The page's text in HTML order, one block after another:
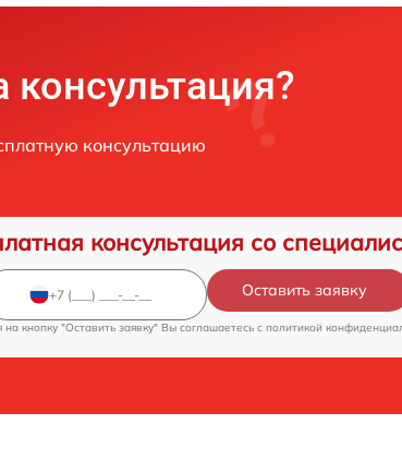
консультацию
консультация со
Оставить заявку
кнопку "Оставить заявку" Вы соглашаетесь c политикой